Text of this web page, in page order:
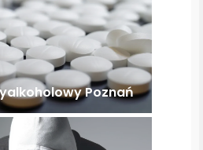
Poznań